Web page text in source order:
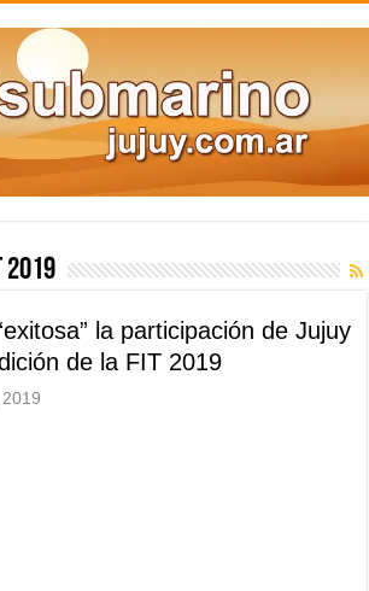
2019
la participación de Jujuy
de la FIT 2019